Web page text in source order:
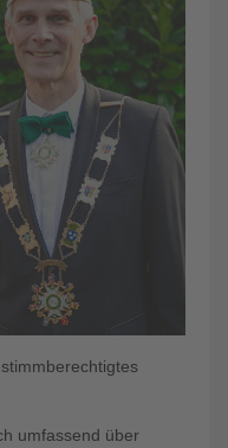
umfassend über